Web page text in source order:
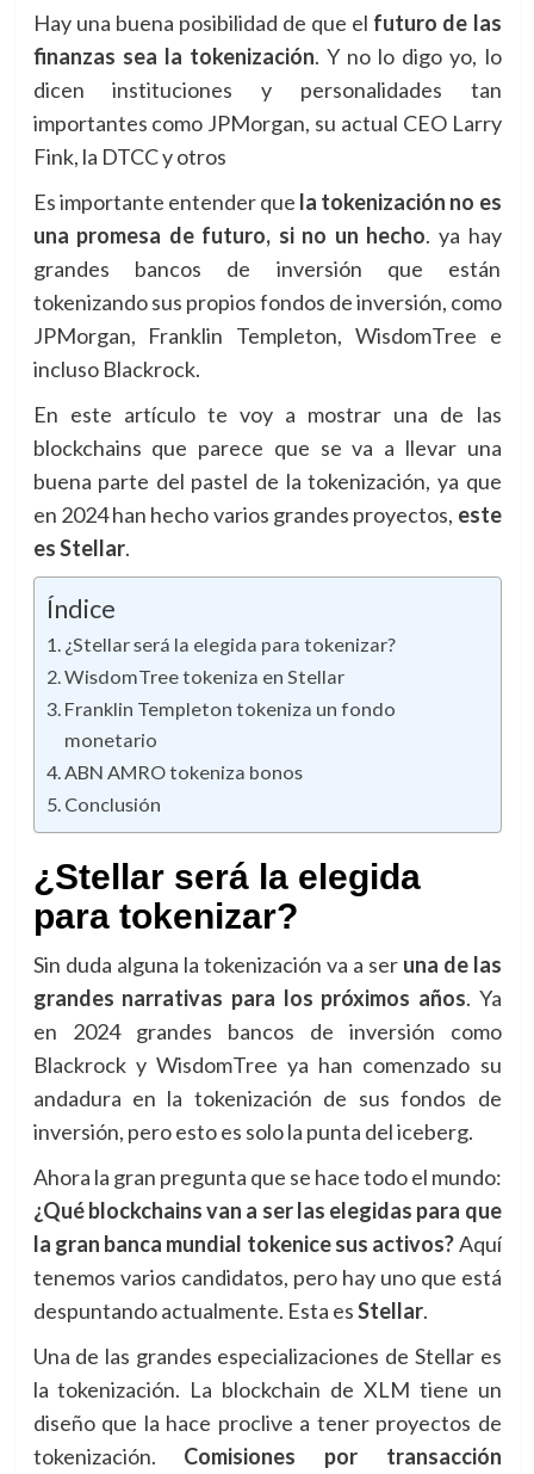
Hay una buena posibilidad de que el futuro de las
finanzas sea la tokenización. Y no lo digo yo, lo
dicen instituciones y personalidades tan
importantes como JPMorgan, su actual CEO Larry
Fink, la DTCC y otros
Es importante entender que la tokenización no es
una promesa de futuro, si no un hecho. ya hay
grandes bancos de inversión que están
tokenizando sus propios fondos de inversión, como
JPMorgan, Franklin Templeton, WisdomTree e
incluso Blackrock.
En este artículo te voy a mostrar una de las
blockchains que parece que se va a llevar una
buena parte del pastel de la tokenización, ya que
en 2024 han hecho varios grandes proyectos, este
es Stellar.
Índice
¿Stellar será la elegida para tokenizar?
WisdomTree tokeniza en Stellar
Franklin Templeton tokeniza un fondo
monetario
ABN AMRO tokeniza bonos
Conclusión
¿Stellar será la elegida
para tokenizar?
Sin duda alguna la tokenización va a ser una de las
grandes narrativas para los próximos años. Ya
en 2024 grandes bancos de inversión como
Blackrock y WisdomTree ya han comenzado su
andadura en la tokenización de sus fondos de
inversión, pero esto es solo la punta del iceberg.
Ahora la gran pregunta que se hace todo el mundo:
¿Qué blockchains van a ser las elegidas para que
la gran banca mundial tokenice sus activos?Aquí
tenemos varios candidatos, pero hay uno que está
despuntando actualmente. Esta esStellar.
Una de las grandes especializaciones de Stellar es
la tokenización. La blockchain de XLM tiene un
diseño que la hace proclive a tener proyectos de
tokenización. Comisiones por transacción